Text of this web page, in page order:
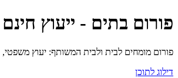
פורום בתים - ייעוץ
פורום מומחים לבית ולבית המשותף: יעוץ משפטי,
דילוג לתוכן